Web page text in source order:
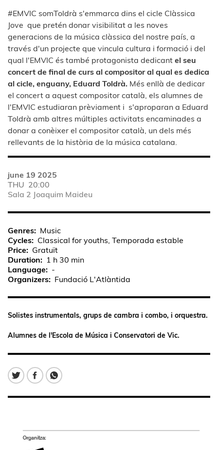
#EMVIC somToldrà s'emmarca dins el cicle Clàssica
Jove que pretén donar visibilitat a les noves
generacions de la música clàssica del nostre país, a
través d'un projecte que vincula cultura i formació i del
qual l'EMVIC és també protagonista dedicant el seu
concert de final de curs al compositor al qual es dedica
al cicle, enguany, Eduard Toldrà. Més enllà de dedicar
el concert a aquest compositor català, els alumnes de
l'EMVIC estudiaran prèviament i s'aproparan a Eduard
Toldrà amb altres múltiples activitats encaminades a
donar a conèixer el compositor català, un dels més
rellevants de la història de la música catalana.
june 19 2025
THU 20:00
Sala 2 Joaquim Maideu
Genres
Music
Cycles
Classical for youths, Temporada estable
Price
Gratuït
Duration
1 h 30 min
Language
-
Organizers
Fundació L'Atlàntida
Solistes instrumentals, grups de cambra i combo, i orquestra.
Alumnes de l'Escola de Música i Conservatori de Vic.